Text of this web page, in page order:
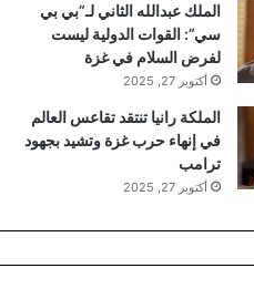
الملك عبدالله الثاني لـ”بي بي
سي”: القوات الدولية ليست
لفرض السلام في غزة
أكتوبر 27, 2025
الملكة رانيا تنتقد تقاعس العالم
في إنهاء حرب غزة وتشيد بجهود
ترامب
أكتوبر 27, 2025